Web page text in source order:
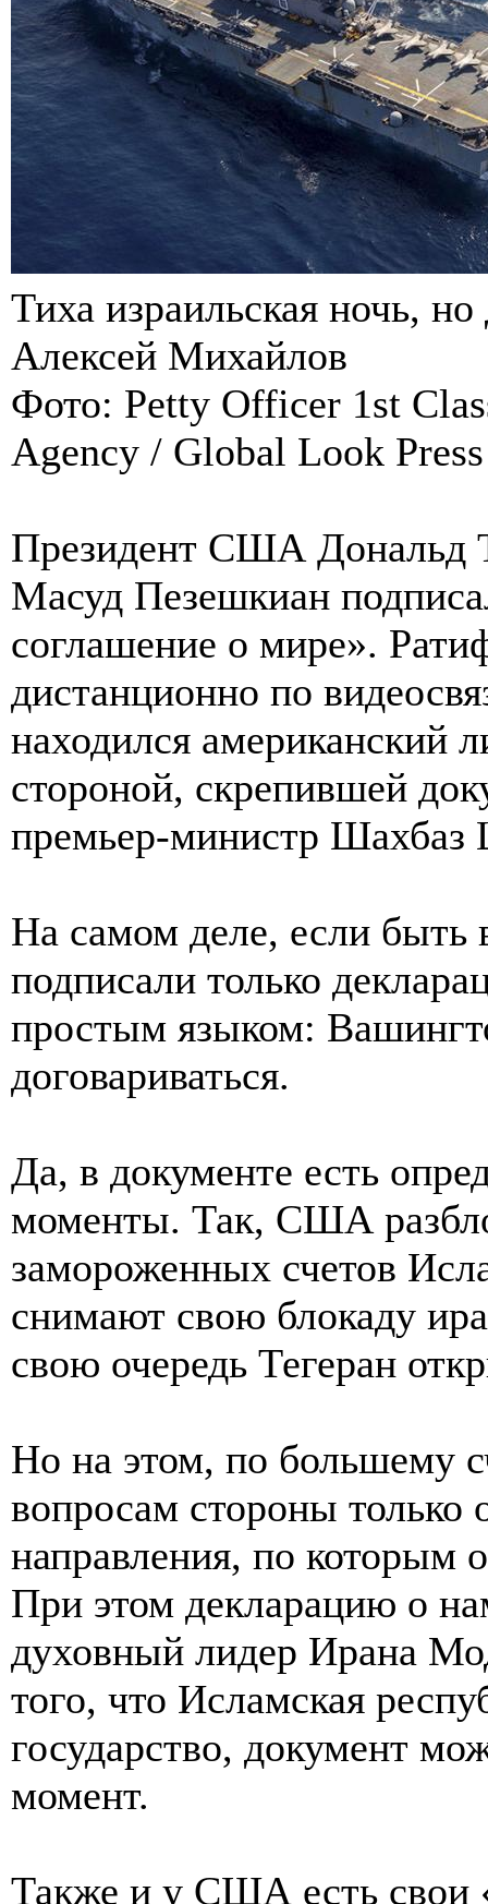
Тиха израильская ночь,
Алексей Михайлов
Фото: Petty Officer 1st
Agency / Global Look Press
Президент США Дональд
Масуд Пезешкиан
соглашение о мире».
дистанционно по
находился американский
стороной, скрепившей
премьер-министр
На самом деле, если
подписали только
простым языком:
договариваться.
Да, в документе есть
моменты. Так, США
замороженных счетов
снимают свою блокаду
свою очередь Тегеран
Но на этом, по большему
вопросам стороны
направления, по которым
При этом декларацию о
духовный лидер Ирана
того, что Исламская
государство, документ
момент.
Также и у США есть свои